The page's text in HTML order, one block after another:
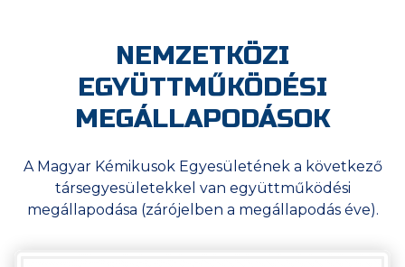
NEMZETKÖZI
EGYÜTTMŰKÖDÉSI
MEGÁLLAPODÁSOK
A Magyar Kémikusok Egyesületének a következő
társegyesületekkel van együttműködési
megállapodása (zárójelben a megállapodás éve).